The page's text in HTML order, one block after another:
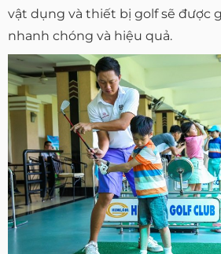
vật dụng và thiết bị golf sẽ được
nhanh chóng và hiệu quả.